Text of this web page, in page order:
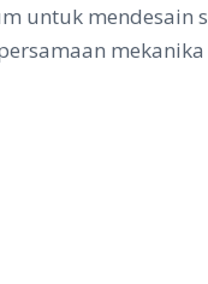
untuk mendesain